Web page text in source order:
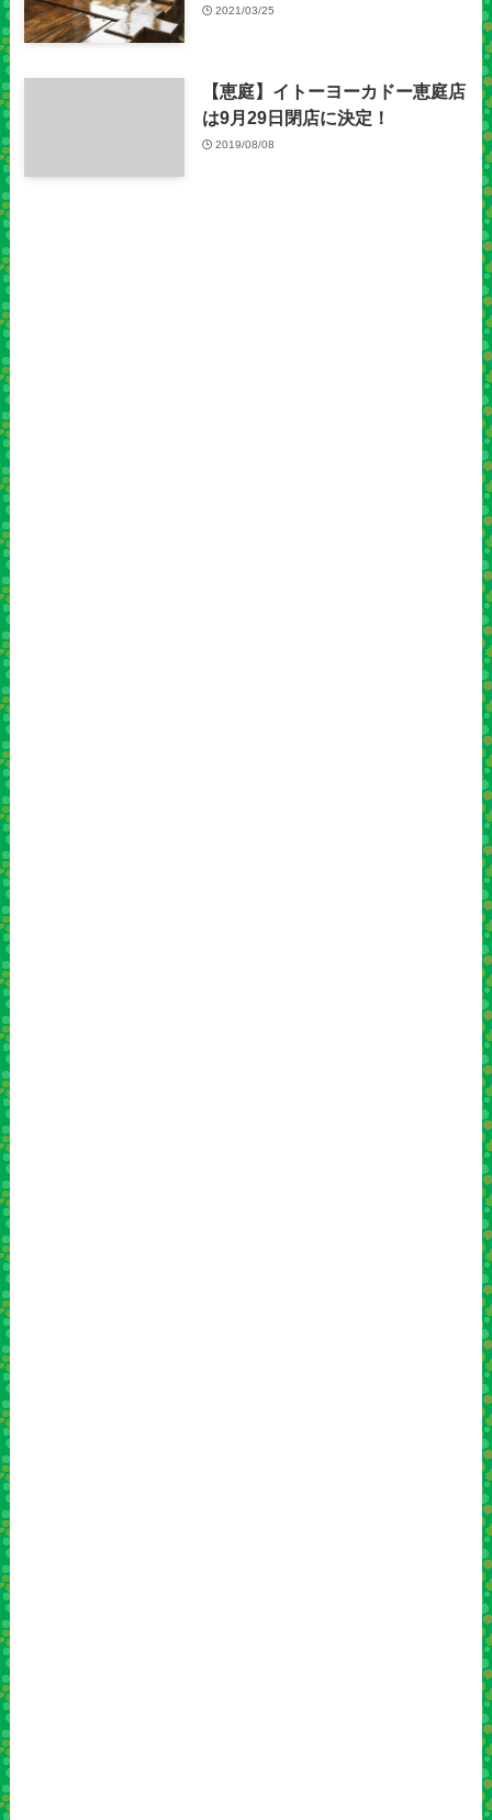
2021/03/25
【恵庭】イトーヨーカドー恵庭店
は9月29日閉店に決定！
2019/08/08